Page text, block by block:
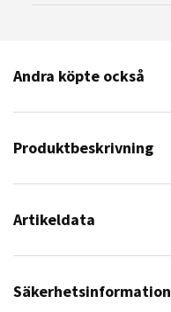
Andra köpte också
Produktbeskrivning
Artikeldata
Säkerhetsinformation